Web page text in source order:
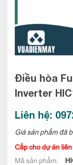
Điều hòa
Inverter
Liên hệ:
Giá sản phẩm đã
Cấp cho dự án
Mã sản phẩm: